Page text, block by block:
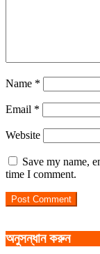
Name *
Email *
Website
Save my name,
time I comment.
অনুসন্ধান করুন